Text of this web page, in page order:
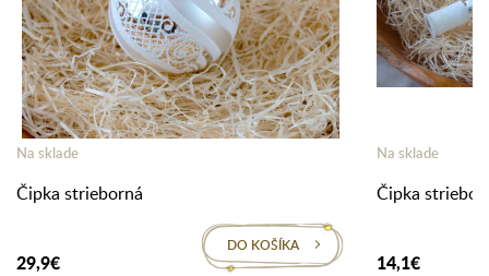
Na sklade
Čipka strieborná
29,9€
DO KOŠÍKA
Na sklade
Čipka
14,1€